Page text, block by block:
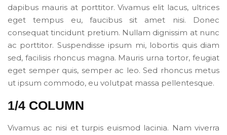
dapibus mauris at porttitor. Vivamus elit lacus, ultrices
eget tempus eu, faucibus sit amet nisi. Donec
consequat tincidunt pretium. Nullam dignissim at nunc
ac porttitor. Suspendisse ipsum mi, lobortis quis diam
sed, facilisis rhoncus magna. Mauris urna tortor, feugiat
eget semper quis, semper ac leo. Sed rhoncus metus
ut ipsum commodo, eu volutpat massa pellentesque.
1/4 COLUMN
Vivamus ac nisi et turpis euismod lacinia. Nam viverra